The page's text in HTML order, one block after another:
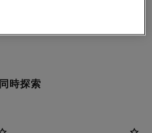
同時探索